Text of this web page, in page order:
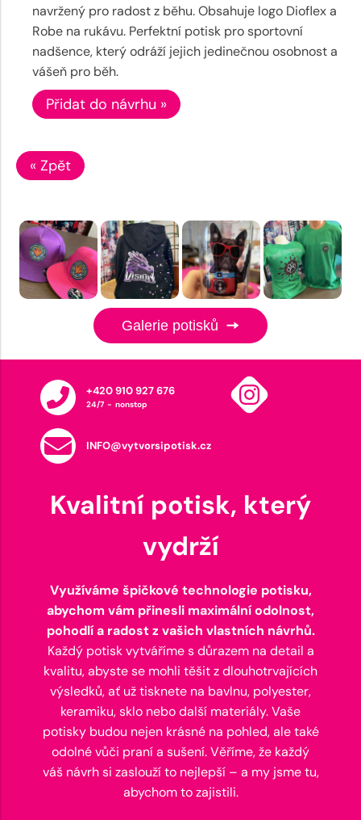
navržený pro radost z běhu. Obsahuje logo Dioflex a
Robe na rukávu. Perfektní potisk pro sportovní
nadšence, který odráží jejich jedinečnou osobnost a
vášeň pro běh.
Přidat do návrhu »
« Zpět
Galerie potisků
+420 910 927 676
24/7 - nonstop
INFO@vytvorsipotisk.cz
Kvalitní potisk, který
vydrží
Využíváme špičkové technologie potisku,
abychom vám přinesli maximální odolnost,
pohodlí a radost z vašich vlastních návrhů.
Každý potisk vytváříme s důrazem na detail a
kvalitu, abyste se mohli těšit z dlouhotrvajících
výsledků, ať už tisknete na bavlnu, polyester,
keramiku, sklo nebo další materiály. Vaše
potisky budou nejen krásné na pohled, ale také
odolné vůči praní a sušení. Věříme, že každý
váš návrh si zaslouží to nejlepší – a my jsme tu,
abychom to zajistili.